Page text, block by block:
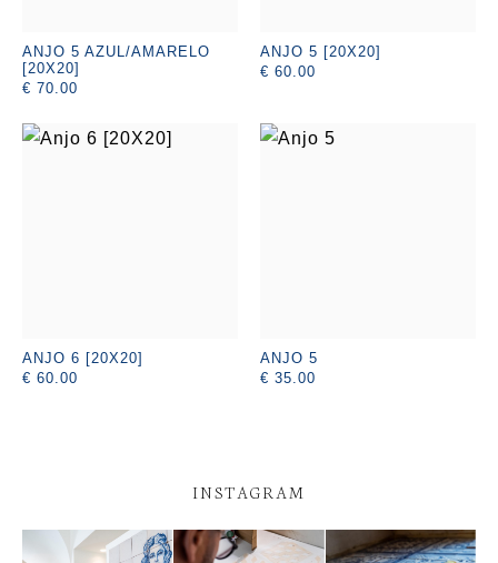
ANJO 5 AZUL/AMARELO
[20X20]
€ 70.00
ANJO 5 [20X20]
€ 60.00
ANJO 6 [20X20]
€ 60.00
ANJO 5
€ 35.00
INSTAGRAM